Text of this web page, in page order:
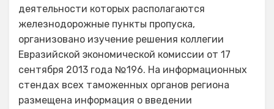
деятельности которых располагаются
железнодорожные пункты пропуска,
организовано изучение решения коллегии
Евразийской экономической комиссии от 17
сентября 2013 года №196. На информационных
стендах всех таможенных органов региона
размещена информация о введении